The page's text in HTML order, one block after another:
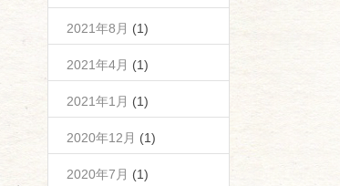
2021年8月 (1)
2021年4月 (1)
2021年1月 (1)
2020年12月 (1)
2020年7月 (1)